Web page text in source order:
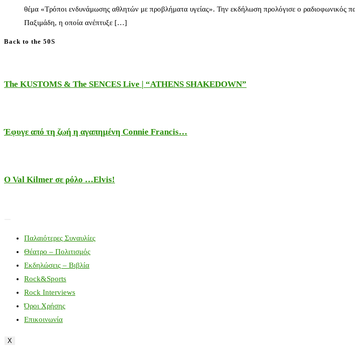
θέμα «Τρόποι ενδυνάμωσης αθλητών με προβλήματα υγείας». Την εκδήλωση προλόγισε ο ραδιοφωνικός
Παξιμάδη, η οποία ανέπτυξε […]
Back to the 50S
The KUSTOMS & The SENCES Live | “ATHENS SHAKEDOWN”
Έφυγε από τη ζωή η αγαπημένη Connie Francis…
Ο Val Kilmer σε ρόλο …Elvis!
Παλαιότερες Συναυλίες
Θέατρο – Πολιτισμός
Εκδηλώσεις – Βιβλία
Rock&Sports
Rock Interviews
Όροι Χρήσης
Επικοινωνία
X